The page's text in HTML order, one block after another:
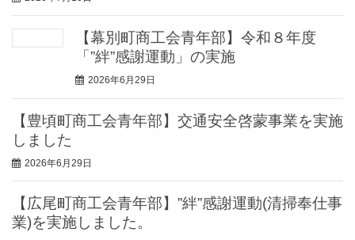
【幕別町商工会青年部】令和８年度
「”絆”感謝運動」の実施
2026年6月29日
【豊頃町商工会青年部】交通安全啓蒙事業を実施
しました
2026年6月29日
【広尾町商工会青年部】”絆”感謝運動(清掃奉仕事
業)を実施しました。